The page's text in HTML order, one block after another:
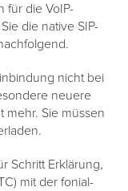
für die VoIP-
die native SIP-
nicht bei
neuere
mehr. Sie müssen
Schritt Erklärung,
mit der fonial-